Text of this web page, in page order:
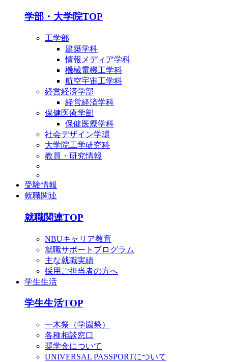
学部・大学院TOP
工学部
建築学科
情報メディア学科
機械電機工学科
航空宇宙工学科
経営経済学部
経営経済学科
保健医療学部
保健医療学科
社会デザイン学環
大学院工学研究科
教員・研究情報
受験情報
就職関連
就職関連TOP
NBUキャリア教育
就職サポートプログラム
主な就職実績
採用ご担当者の方へ
学生生活
学生生活TOP
一木祭（学園祭）
各種相談窓口
奨学金について
UNIVERSAL PASSPORTについて